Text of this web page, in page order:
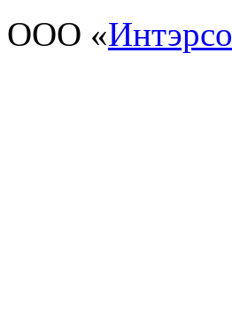
ООО «Интэрсо